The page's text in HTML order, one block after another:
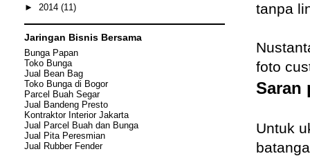
tanpa
foto
Saran
Untuk
► 2014 (11)
Jaringan Bisnis Bersama
Bunga Papan
Toko Bunga
Jual Bean Bag
Toko Bunga di Bogor
Parcel Buah Segar
Jual Bandeng Presto
Kontraktor Interior Jakarta
Jual Parcel Buah dan Bunga
Jual Pita Peresmian
Jual Rubber Fender